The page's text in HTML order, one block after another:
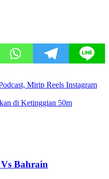
Mirip Reels Instagram
di Ketinggian 50m
Bahrain